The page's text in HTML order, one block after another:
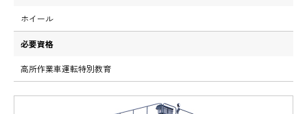
ホイール
必要資格
高所作業車運転特別教育